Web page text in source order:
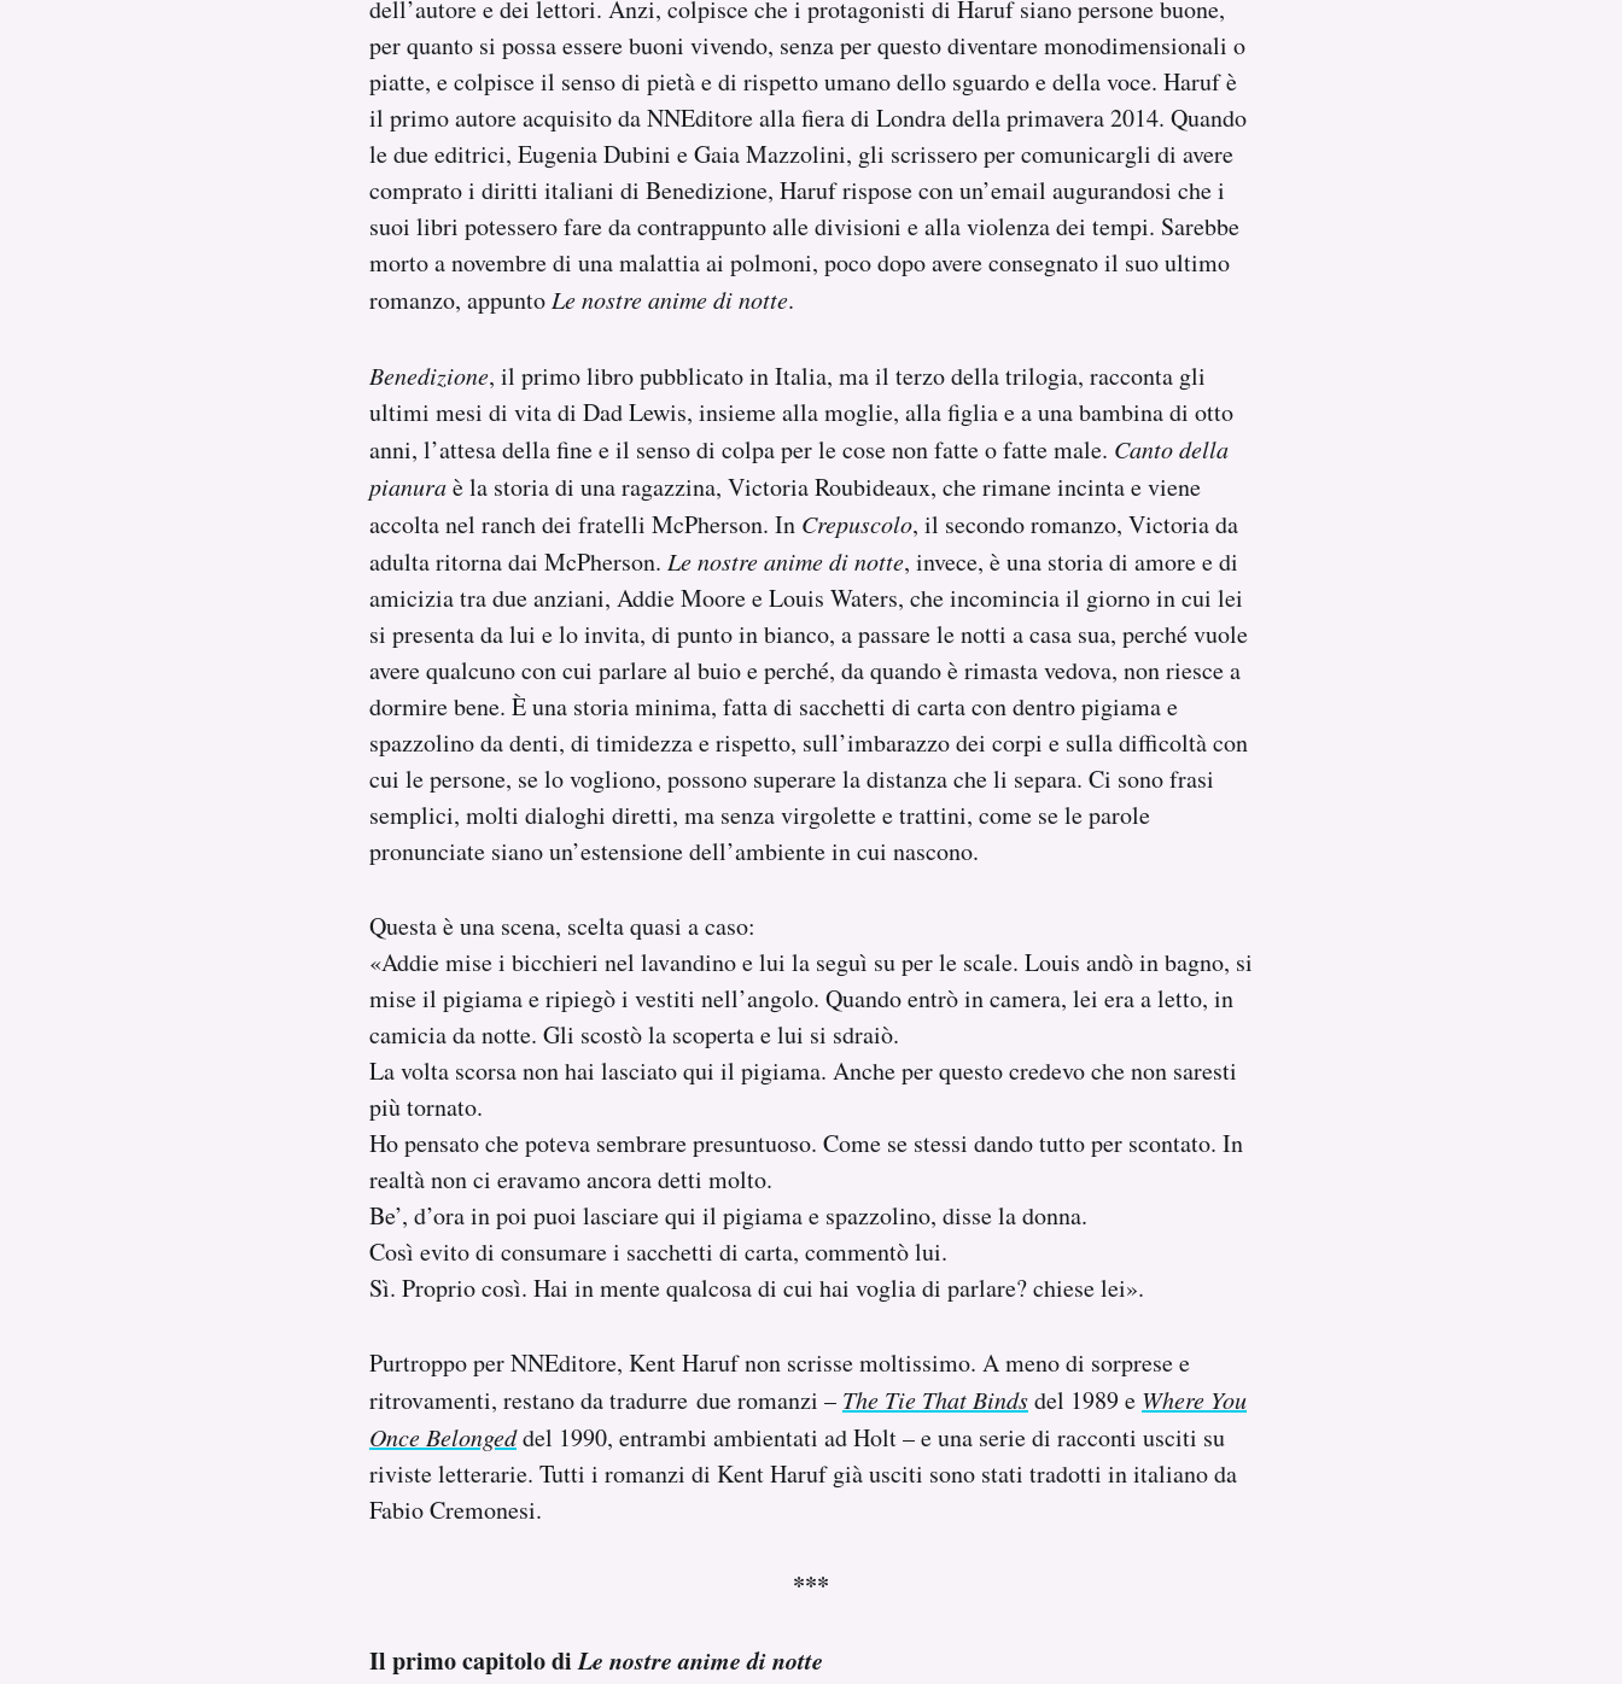
dell’autore e dei lettori. Anzi, colpisce che i protagonisti di Haruf siano persone buone,
per quanto si possa essere buoni vivendo, senza per questo diventare monodimensionali o
piatte, e colpisce il senso di pietà e di rispetto umano dello sguardo e della voce. Haruf è
il primo autore acquisito da NNEditore alla fiera di Londra della primavera 2014. Quando
le due editrici, Eugenia Dubini e Gaia Mazzolini, gli scrissero per comunicargli di avere
comprato i diritti italiani di Benedizione, Haruf rispose con un’email augurandosi che i
suoi libri potessero fare da contrappunto alle divisioni e alla violenza dei tempi. Sarebbe
morto a novembre di una malattia ai polmoni, poco dopo avere consegnato il suo ultimo
romanzo, appuntoLe nostre anime di notte.
Benedizione, il primo libro pubblicato in Italia, ma il terzo della trilogia, racconta gli
ultimi mesi di vita di Dad Lewis, insieme alla moglie, alla figlia e a una bambina di otto
anni, l’attesa della fine e il senso di colpa per le cose non fatte o fatte male. Canto della
pianuraè la storia di una ragazzina, Victoria Roubideaux, che rimane incinta e viene
accolta nel ranch dei fratelli McPherson. In Crepuscolo, il secondo romanzo, Victoria da
adulta ritorna dai McPherson. Le nostre anime di notte, invece, è una storia di amore e di
amicizia tra due anziani, Addie Moore e Louis Waters, che incomincia il giorno in cui lei
si presenta da lui e lo invita, di punto in bianco, a passare le notti a casa sua, perché vuole
avere qualcuno con cui parlare al buio e perché, da quando è rimasta vedova, non riesce a
dormire bene. È una storia minima, fatta di sacchetti di carta con dentro pigiama e
spazzolino da denti, di timidezza e rispetto, sull’imbarazzo dei corpi e sulla difficoltà con
cui le persone, se lo vogliono, possono superare la distanza che li separa. Ci sono frasi
semplici, molti dialoghi diretti, ma senza virgolette e trattini, come se le parole
pronunciate siano un’estensione dell’ambiente in cui nascono.
Questa è una scena, scelta quasi a caso:
«Addie mise i bicchieri nel lavandino e lui la seguì su per le scale. Louis andò in bagno, si
mise il pigiama e ripiegò i vestiti nell’angolo. Quando entrò in camera, lei era a letto, in
camicia da notte. Gli scostò la scoperta e lui si sdraiò.
La volta scorsa non hai lasciato qui il pigiama. Anche per questo credevo che non saresti
più tornato.
Ho pensato che poteva sembrare presuntuoso. Come se stessi dando tutto per scontato. In
realtà non ci eravamo ancora detti molto.
Be’, d’ora in poi puoi lasciare qui il pigiama e spazzolino, disse la donna.
Così evito di consumare i sacchetti di carta, commentò lui.
Sì. Proprio così. Hai in mente qualcosa di cui hai voglia di parlare? chiese lei».
Purtroppo per NNEditore, Kent Haruf non scrisse moltissimo. A meno di sorprese e
ritrovamenti, restano da tradurre due romanzi – The Tie That Bindsdel 1989 e Where You
Once Belongeddel 1990, entrambi ambientati ad Holt – e una serie di racconti usciti su
riviste letterarie. Tutti i romanzi di Kent Haruf già usciti sono stati tradotti in italiano da
Fabio Cremonesi.
***
Il primo capitolo diLe nostre anime di notte